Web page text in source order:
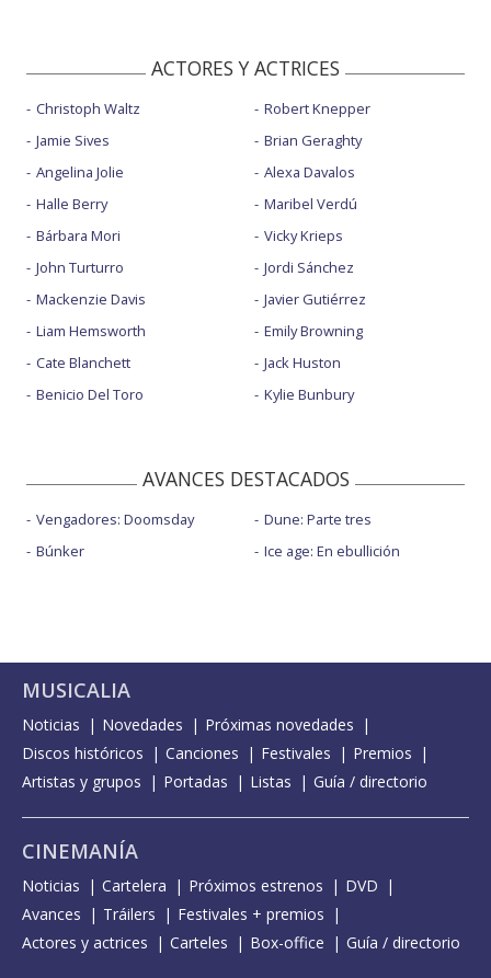
ACTORES Y ACTRICES
Christoph Waltz
Jamie Sives
Angelina Jolie
Halle Berry
Bárbara Mori
John Turturro
Mackenzie Davis
Liam Hemsworth
Cate Blanchett
Benicio Del Toro
Robert Knepper
Brian Geraghty
Alexa Davalos
Maribel Verdú
Vicky Krieps
Jordi Sánchez
Javier Gutiérrez
Emily Browning
Jack Huston
Kylie Bunbury
AVANCES DESTACADOS
Vengadores: Doomsday
Búnker
Dune: Parte tres
Ice age: En ebullición
MUSICALIA
Noticias Novedades
Próximas novedades
Discos históricos
Canciones Festivales
Premios
Artistas y grupos
Portadas Listas Guía / directorio
CINEMANÍA
Noticias Cartelera Próximos estrenos
DVD
Avances
Tráilers
Festivales + premios
Actores y actrices
Carteles Box-office Guía / directorio